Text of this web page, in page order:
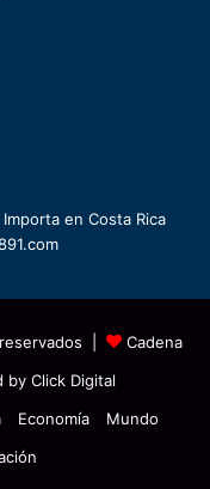
en Costa Rica
|
Cadena
by Click Digital
Economía
Mundo